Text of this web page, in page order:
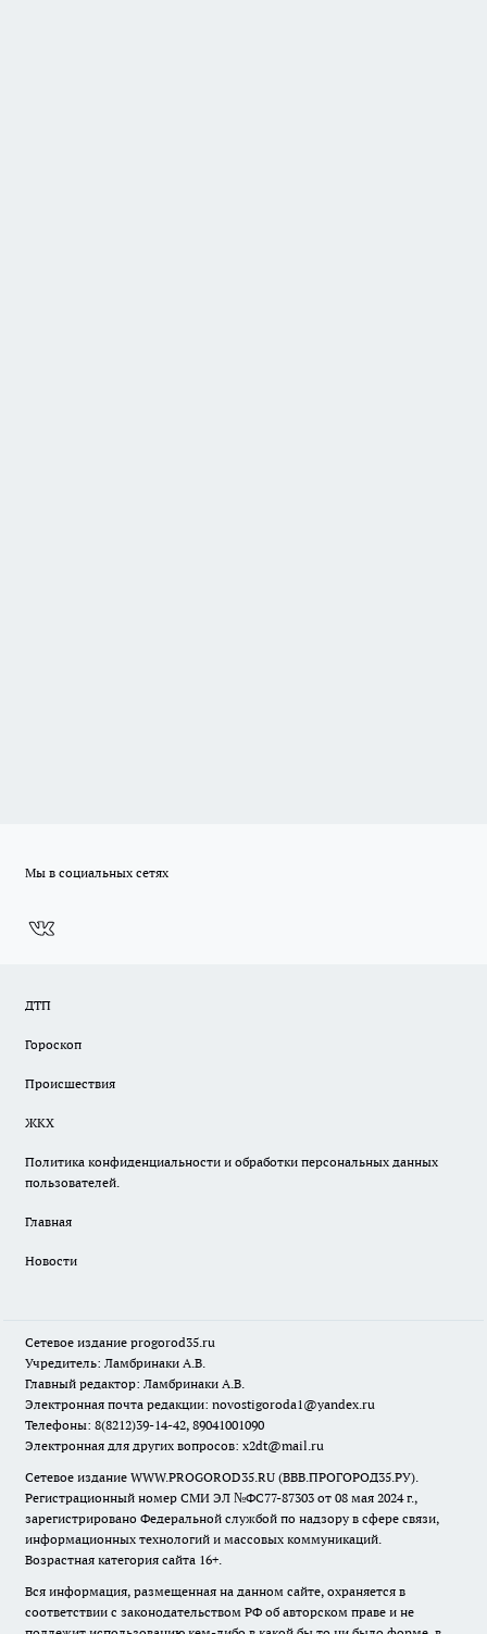
Мы в социальных сетях
ДТП
Гороскоп
Происшествия
ЖКХ
Политика конфиденциальности и обработки персональных данных
пользователей.
Главная
Новости
Сетевое издание progorod35.ru
Учредитель: Ламбринаки А.В.
Главный редактор: Ламбринаки А.В.
Электронная почта редакции: novostigoroda1@yandex.ru
Телефоны: 8(8212)39-14-42, 89041001090
Электронная для других вопросов: x2dt@mail.ru
Сетевое издание WWW.PROGOROD35.RU (ВВВ.ПРОГОРОД35.РУ).
Регистрационный номер СМИ ЭЛ №ФС77-87303 от 08 мая 2024 г.,
зарегистрировано Федеральной службой по надзору в сфере связи,
информационных технологий и массовых коммуникаций.
Возрастная категория сайта 16+.
Вся информация, размещенная на данном сайте, охраняется в
соответствии с законодательством РФ об авторском праве и не